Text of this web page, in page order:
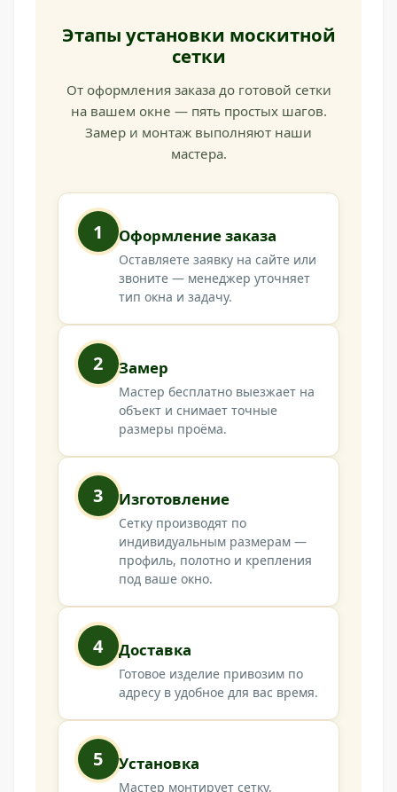
Этапы установки москитной
сетки
От оформления заказа до готовой сетки
на вашем окне — пять простых шагов.
Замер и монтаж выполняют наши
мастера.
1 Оформление заказа
Оставляете заявку на сайте или
звоните — менеджер уточняет
тип окна и задачу.
2 Замер
Мастер бесплатно выезжает на
объект и снимает точные
размеры проёма.
3 Изготовление
Сетку производят по
индивидуальным размерам —
профиль, полотно и крепления
под ваше окно.
4 Доставка
Готовое изделие привозим по
адресу в удобное для вас время.
5 Установка
Мастер монтирует сетку,